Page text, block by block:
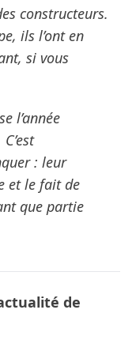
constructeurs.
ils l’ont en
si vous
l’année
: leur
et le fait de
que partie
de